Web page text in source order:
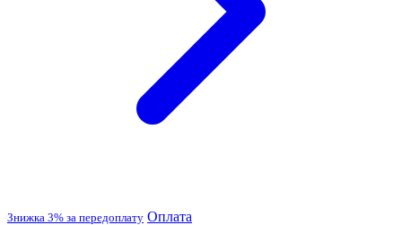
Знижка 3% за передоплату Оплата